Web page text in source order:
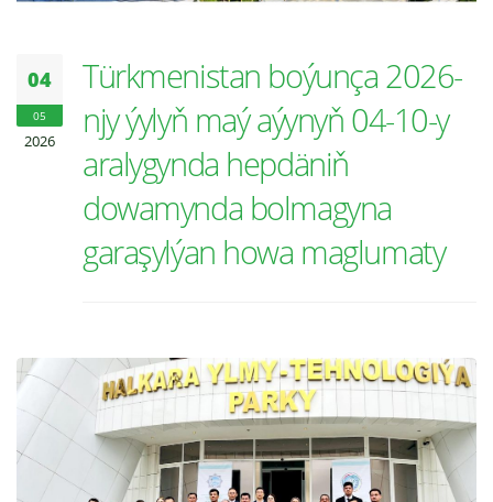
04
05
2026
Türkmenistan boýunça 2026-
njy ýylyň maý aýynyň 04-10-y
aralygynda hepdäniň
dowamynda bolmagyna
garaşylýan howa maglumaty